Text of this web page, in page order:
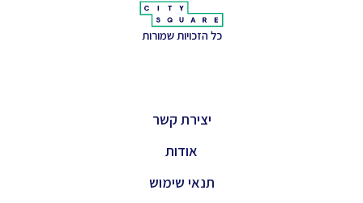
כל הזכויות שמורות
יצירת קשר
אודות
תנאי שימוש